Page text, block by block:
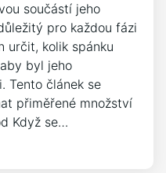
součástí jeho
pro každou fázi
určit, kolik spánku
byl jeho
Tento článek se
přiměřené množství
Když se…